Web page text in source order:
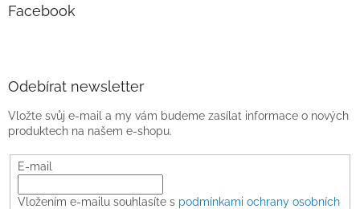
Facebook
Odebírat newsletter
Vložte svůj e-mail a my vám budeme zasílat informace o nových
produktech na našem e-shopu.
E-mail
Vložením e-mailu souhlasíte s podmínkami ochrany osobních